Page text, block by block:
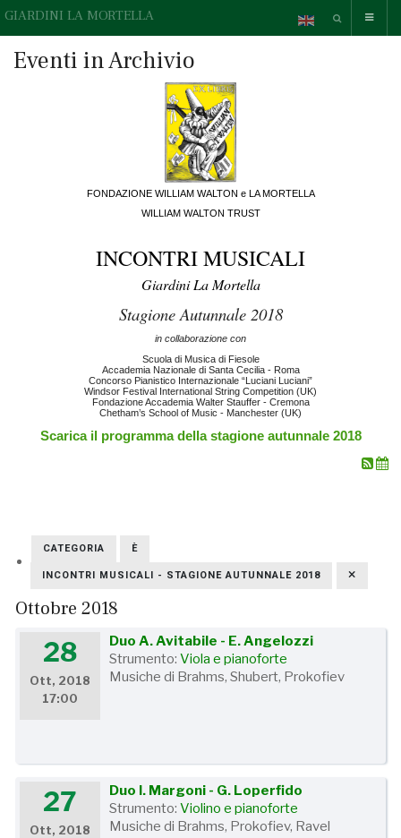
GIARDINI LA MORTELLA
Eventi in Archivio
FONDAZIONE WILLIAM WALTON e LA MORTELLA
WILLIAM WALTON TRUST
INCONTRI MUSICALI
Giardini La Mortella
Stagione Autunnale 2018
in collaborazione con
Scuola di Musica di Fiesole
Accademia Nazionale di Santa Cecilia - Roma
Concorso Pianistico Internazionale “Luciani Luciani”
Windsor Festival International String Competition (UK)
Fondazione Accademia Walter Stauffer - Cremona
Chetham’s School of Music - Manchester (UK)
Scarica il programma della stagione autunnale 2018
CATEGORIA È
INCONTRI MUSICALI - STAGIONE AUTUNNALE 2018
Ottobre 2018
28
Ott, 2018
17:00
Duo A. Avitabile - E. Angelozzi
Strumento:Viola e pianoforte
Musiche di Brahms, Shubert, Prokofiev
27
Ott, 2018
Duo I. Margoni - G. Loperfido
Strumento:Violino e pianoforte
Musiche di Brahms, Prokofiev, Ravel